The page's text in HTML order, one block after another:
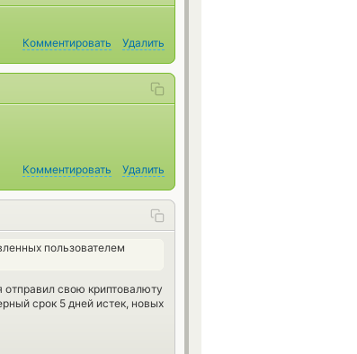
Комментировать Удалить
Комментировать Удалить
пользователем
отправил свою криптовалюту
срок 5 дней истек, новых